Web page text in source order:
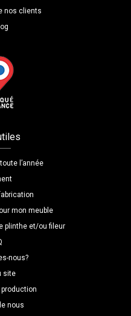
nos clients
l’année
mon meuble
plinthe et/ou fileur
nous?
site
nous